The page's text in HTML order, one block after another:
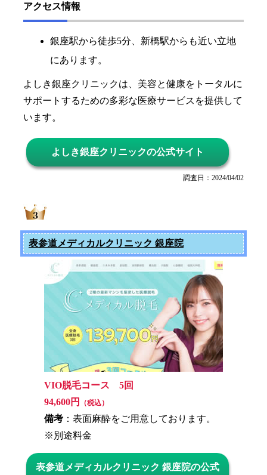
アクセス情報
銀座駅から徒歩5分、新橋駅からも近い立地
にあります。
よしき銀座クリニックは、美容と健康をトータルに
サポートするための多彩な医療サービスを提供して
います。
よしき銀座クリニックの公式サイト
調査日：2024/04/02
表参道メディカルクリニック 銀座院
VIO脱毛コース 5回
94,600円
（税込）
備考 ：表面麻酔をご用意しております。
※別途料金
表参道メディカルクリニック 銀座院の公式